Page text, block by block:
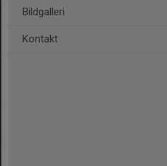
Bildgalleri
Kontakt